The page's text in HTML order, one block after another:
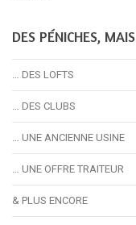
DES PÉNICHES,
… DES LOFTS
… DES CLUBS
… UNE ANCIENNE USINE
… UNE OFFRE TRAITEUR
& PLUS ENCORE